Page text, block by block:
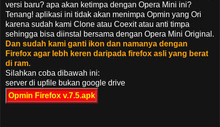
versi baru? apa akan ketimpa dengan Opera Mini ini?
Tenang! aplikasi ini tidak akan menimpa Opmin yang Ori
karena sudah kami Clone atau Coexit atau anti timpa
sehingga bisa diinstal bersama dengan Opera Mini Original.
Dan sudah kami ganti ikon dan namanya dengan
Firefox agar lebh keren daripada firefox asli yang berat
di ram.
Silahkan coba dibawah ini:
server di upfile bukan google drive
Opmin Firefox v.7.5.apk